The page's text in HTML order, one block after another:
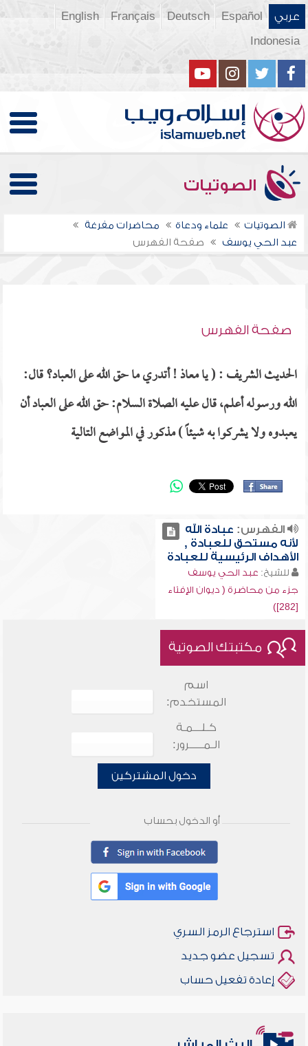
عربي Español
Deutsch
Français
English
Indonesia
الصوتيات
الصوتيات علماء ودعاة
محاضرات مفرغة
عبد الحي يوسف
صفحة الفهرس
صفحة الفهرس
الحديث الشريف : ( يا معاذ ! أتدري ما حق الله على العباد؟ قال:
الله ورسوله أعلم، قال عليه الصلاة السلام: حق الله على العباد أن
يعبدوه ولا يشركوا به شيئاً ) مذكور في المواضع التالية
الفهرس: عبادة الله
لأنه مستحق للعبادة ,
الأهداف الرئيسية للعبادة
للشيخ: عبد الحي يوسف
جزء من محاضرة ( ديوان الإفتاء
[282])
مكتبتك الصوتية
اسم
المستخدم:
كـلـــمـة
الـمـــــرور:
دخول المشتركين
أو الدخول بحساب
استرجاع الرمز السري
تسجيل عضو جديد
إعادة تفعيل حساب